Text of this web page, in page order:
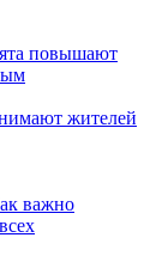
повышают
жителей
важно